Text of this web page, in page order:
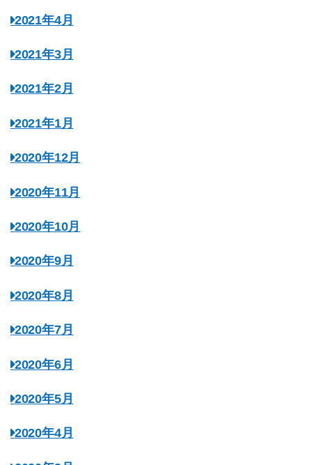
2021年4月
2021年3月
2021年2月
2021年1月
2020年12月
2020年11月
2020年10月
2020年9月
2020年8月
2020年7月
2020年6月
2020年5月
2020年4月